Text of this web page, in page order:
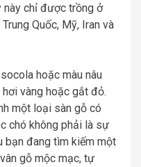
này chỉ được trồng ở
Quốc, Mỹ, Iran và
hoặc màu nâu
vàng hoặc gắt đỏ.
một loại sàn gỗ có
chó không phải là sự
bạn đang tìm kiếm một
gỗ mộc mạc, tự